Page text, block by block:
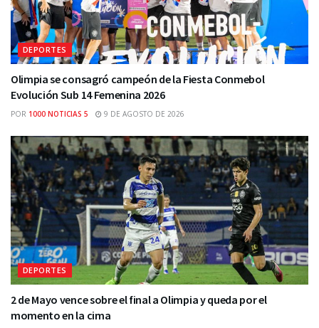
DEPORTES
Olimpia se consagró campeón de la Fiesta Conmebol
Evolución Sub 14 Femenina 2026
POR 1000 NOTICIAS 5 9 DE AGOSTO DE 2026
DEPORTES
2 de Mayo vence sobre el final a Olimpia y queda por el
momento en la cima